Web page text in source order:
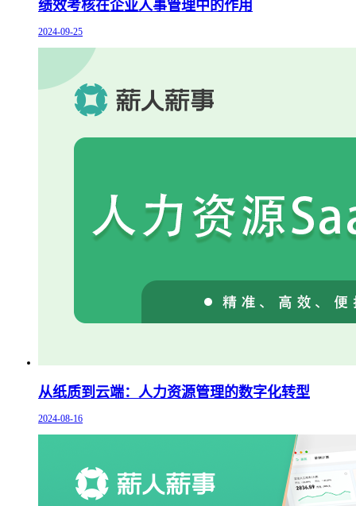
绩效考核在企业人事管理中的作用
2024-09-25
从纸质到云端：人力资源管理的数字化转型
2024-08-16